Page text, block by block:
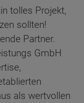
tolles Projekt,
sollten!
Partner.
GmbH
als wertvollen